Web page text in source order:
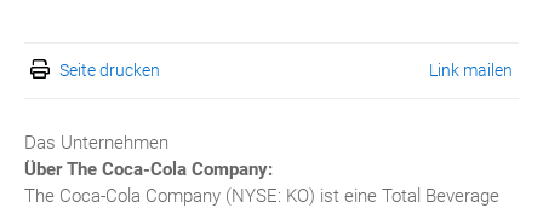
Seite drucken Link mailen
Das Unternehmen
Über The Coca-Cola Company:
The Coca-Cola Company (NYSE: KO) ist eine Total Beverage